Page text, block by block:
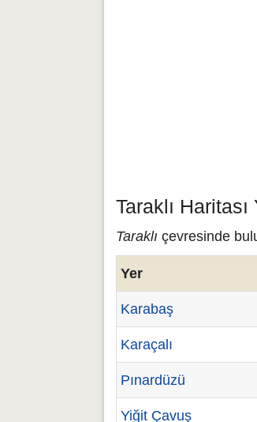
Taraklı
Taraklı çevresinde
Yer
Karabaş
Karaçalı
Pınardüzü
Yiğit Çavuş